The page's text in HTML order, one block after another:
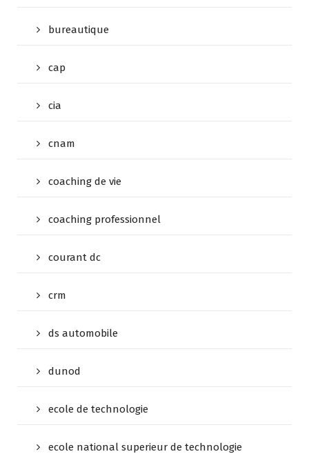
bureautique
cap
cia
cnam
coaching de vie
coaching professionnel
courant dc
crm
ds automobile
dunod
ecole de technologie
ecole national superieur de technologie